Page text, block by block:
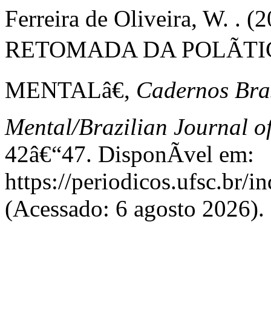
Ferreira de Oliveira, W. .
RETOMADA DA
MENTALâ€, Cadernos
Mental/Brazilian Journal
42â€“47. DisponÃ­vel em:
https://periodicos.ufsc.br/
(Acessado: 6 agosto 2026).